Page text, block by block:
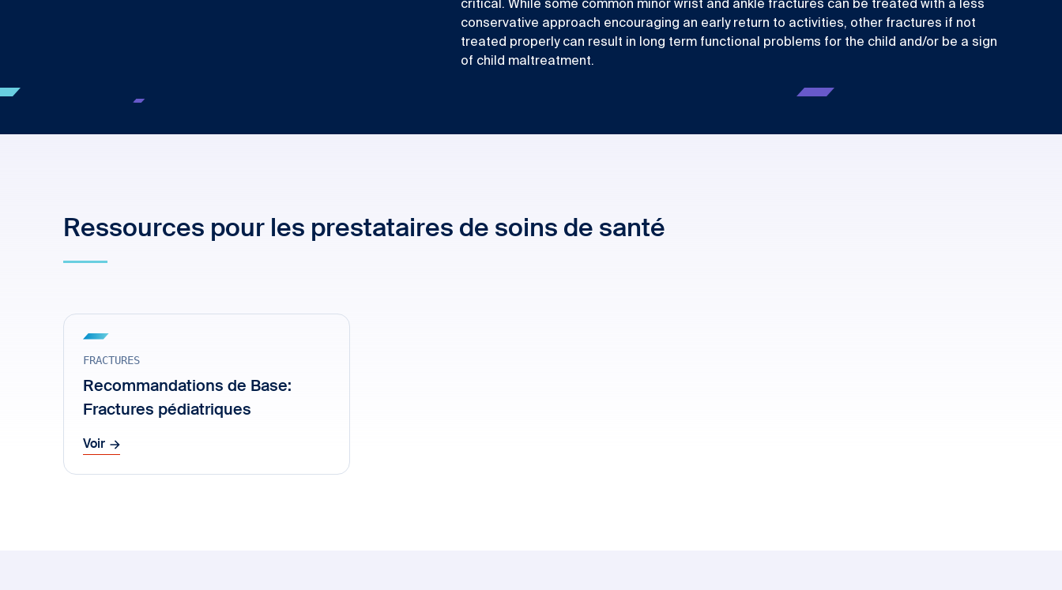
critical. While some common minor wrist and ankle fractures can be treated with a less
conservative approach encouraging an early return to activities, other fractures if not
treated properly can result in long term functional problems for the child and/or be a sign
of child maltreatment.
Ressources pour les prestataires de soins de santé
FRACTURES
Recommandations de Base:
Fractures pédiatriques
Voir